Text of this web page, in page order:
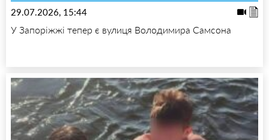
29.07.2026, 15:44
У Запоріжжі тепер є вулиця Володимира Самсона